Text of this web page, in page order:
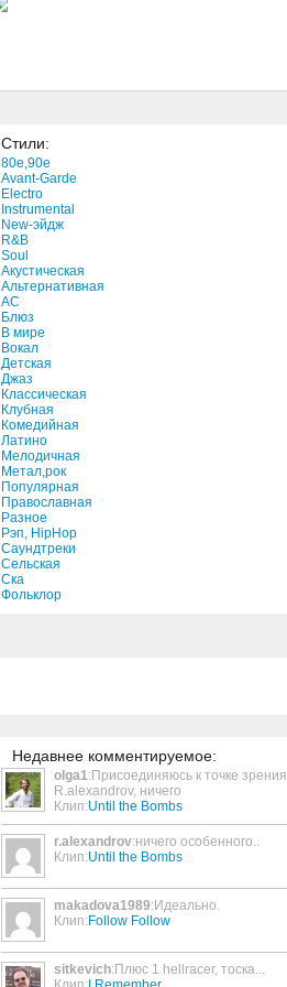
4:40
Conillon
6:03
Psychics
2:22
Looking For Changes
2:52
Стили:
80e,90e
Avant-Garde
Electro
Instrumental
New-эйдж
R&B
Soul
Акустическая
Альтернативная
АС
Блюз
В мире
Вокал
Детская
Джаз
Классическая
Клубная
Комедийная
Латино
Мелодичная
Метал,рок
Популярная
Православная
Разное
Рэп, HipHop
Саундтреки
Сельская
Ска
Фольклор
Недавнее комментируемое:
olga1:Присоединяюсь к точке зрения
R.alexandrov, ничего
Клип:Until the Bombs
r.alexandrov:ничего особенного..
Клип:Until the Bombs
makadova1989:Идеально.
Клип: Follow Follow
sitkevich:Плюс 1 hellracer, тоска...